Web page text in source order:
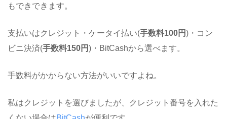
もできできます。
支払いはクレジット・ケータイ払い(手数料100円)・コン
ビニ決済(手数料150円)・BitCashから選べます。
手数料がかからない方法がいいですよね。
私はクレジットを選びましたが、クレジット番号を入れた